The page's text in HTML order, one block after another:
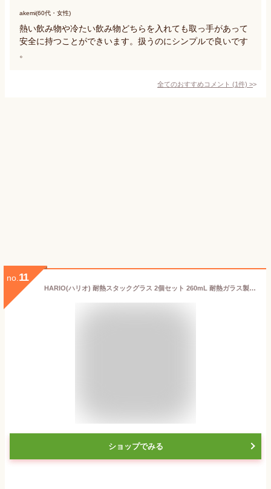
akemi(60代・女性)
熱い飲み物や冷たい飲み物どちらを入れても取っ手があって
安全に持つことができいます。扱うのにシンプルで良いです
。
全てのおすすめコメント (1件) >
no. 11
HARIO(ハリオ) 耐熱スタックグラス 2個セット 260mL 耐熱ガラス製 スタッキング可 レンジ・食洗器OK ティーカップ 日本製 HARIO Glass HSG-1624
ショップでみる